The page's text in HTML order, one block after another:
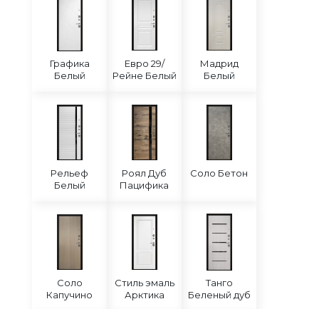
Графика
Белый
Евро 29/
Рейне Белый
Мадрид
Белый
Рельеф
Белый
Роял Дуб
Пацифика
Соло Бетон
Соло
Капучино
Стиль эмаль
Арктика
Танго
Беленый дуб